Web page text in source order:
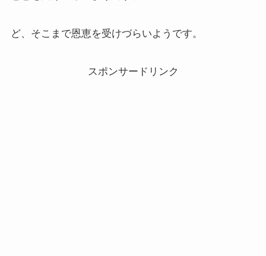
ど、そこまで恩恵を受けづらいようです。
スポンサードリンク